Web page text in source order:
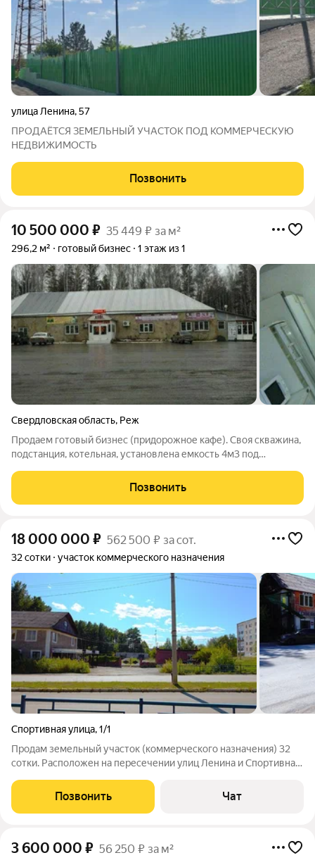
улица Ленина,57
ПРОДАЁТСЯ ЗЕМЕЛЬНЫЙ УЧАСТОК ПОД КОММЕРЧЕСКУЮ
НЕДВИЖИМОСТЬ
Позвонить
10 500 000 ₽ 35 449 ₽ за м²
296,2 м² готовый бизнес 1 этаж из 1
Свердловская область, Реж
Продаем готовый бизнес (придорожное кафе). Своя скважина,
подстанция, котельная, установлена емкость 4м3 под
газовую заправку, шиномонтаж и т.п. ID объекта в нашей базе:
17880
Позвонить
18 000 000 ₽ 562 500 ₽ за сот.
32 сотки участок коммерческого назначения
Спортивная улица,1/1
Продам земельный участок (коммерческого назначения) 32
сотки. Расположен на пересечении улиц Ленина и Спортивная.
Центральная - Электричество 100 кВт - Газ подведён По ГПЗУ
пятно застройки без
Позвонить Чат
3 600 000 ₽ 56 250 ₽ за м²